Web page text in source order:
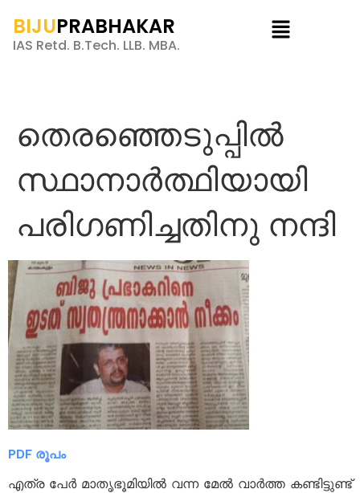
BIJUPRABHAKAR
IAS Retd. B.Tech. LLB. MBA.
തെരഞ്ഞെടുപ്പിൽ
സ്ഥാനാർത്ഥിയായി
പരിഗണിച്ചതിനു നന്ദി
PDF രൂപം
എത്ര പേർ മാതൃഭൂമിയിൽ വന്ന മേൽ വാർത്ത കണ്ടിട്ടുണ്ട്